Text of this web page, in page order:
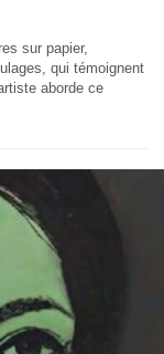
sur papier,
qui témoignent
aborde ce